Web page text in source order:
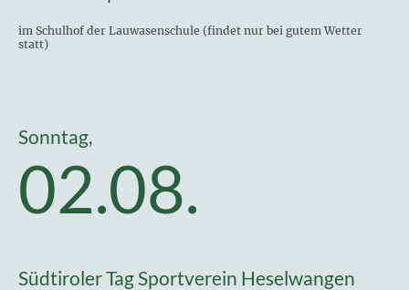
im Schulhof der Lauwasenschule (findet nur bei gutem Wetter
statt)
Sonntag,
02.08.
Südtiroler Tag Sportverein Heselwangen